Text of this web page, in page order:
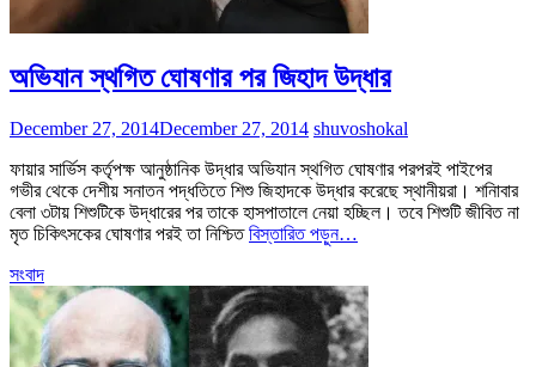
অভিযান স্থগিত ঘোষণার পর জিহাদ উদ্ধার
December 27, 2014December 27, 2014 shuvoshokal
ফায়ার সার্ভিস কর্তৃপক্ষ আনুষ্ঠানিক উদ্ধার অভিযান স্থগিত ঘোষণার পরপরই পাইপের
গভীর থেকে দেশীয় সনাতন পদ্ধতিতে শিশু জিহাদকে উদ্ধার করেছে স্থানীয়রা। শনিাবার
বেলা ৩টায় শিশুটিকে উদ্ধারের পর তাকে হাসপাতালে নেয়া হচ্ছিল। তবে শিশুটি জীবিত না
মৃত চিকিৎসকের ঘোষণার পরই তা নিশ্চিতবিস্তারিত পড়ুন…
সংবাদ